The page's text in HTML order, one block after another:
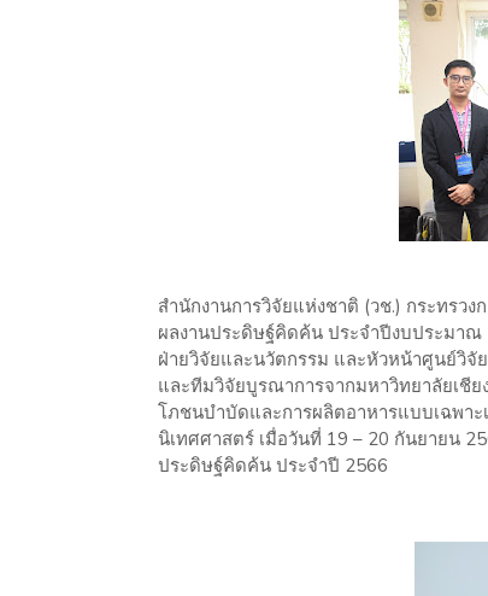
สำนักงานการวิจัยแห่งชาติ (วช.) กระทรว
ผลงานประดิษฐ์คิดค้น ประจำปีงบประมาณ
ฝ่ายวิจัยและนวัตกรรม และหัวหน้าศูนย์วิ
และทีมวิจัยบูรณาการจากมหาวิทยาลัยเชี
โภชนบำบัดและการผลิตอาหารแบบเฉพาะ
นิเทศศาสตร์ เมื่อวันที่ 19 – 20 กันยายน
ประดิษฐ์คิดค้น ประจำปี 2566